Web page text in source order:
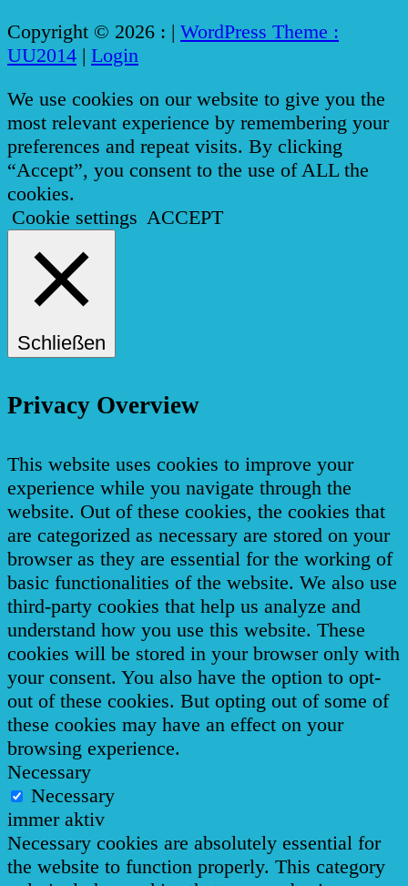
Copyright © 2026 : | WordPress Theme :
UU2014 | Login
We use cookies on our website to give you the
most relevant experience by remembering your
preferences and repeat visits. By clicking
“Accept”, you consent to the use of ALL the
cookies.
Cookie settings ACCEPT
Schließen
Privacy Overview
This website uses cookies to improve your
experience while you navigate through the
website. Out of these cookies, the cookies that
are categorized as necessary are stored on your
browser as they are essential for the working of
basic functionalities of the website. We also use
third-party cookies that help us analyze and
understand how you use this website. These
cookies will be stored in your browser only with
your consent. You also have the option to opt-
out of these cookies. But opting out of some of
these cookies may have an effect on your
browsing experience.
Necessary
Necessary
immer aktiv
Necessary cookies are absolutely essential for
the website to function properly. This category